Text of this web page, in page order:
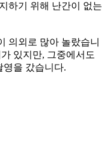
하기 위해 난간이 없는
의외로 많아 놀랐습니
있지만, 그중에서도
영을 갔습니다.